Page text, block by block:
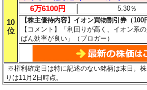
10
位
6万6100円
5.30％
【株主優待内容】イオン買物割引券（
【コメント】「利回りが高く、イオン系
ばん効率が良い」（ブロガー）
※権利確定日は特に記述のない銘柄は末日。
りは11月2日時点。